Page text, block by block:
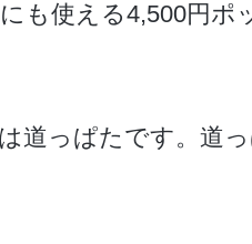
も使える4,500円ポ
道っぱたです。道